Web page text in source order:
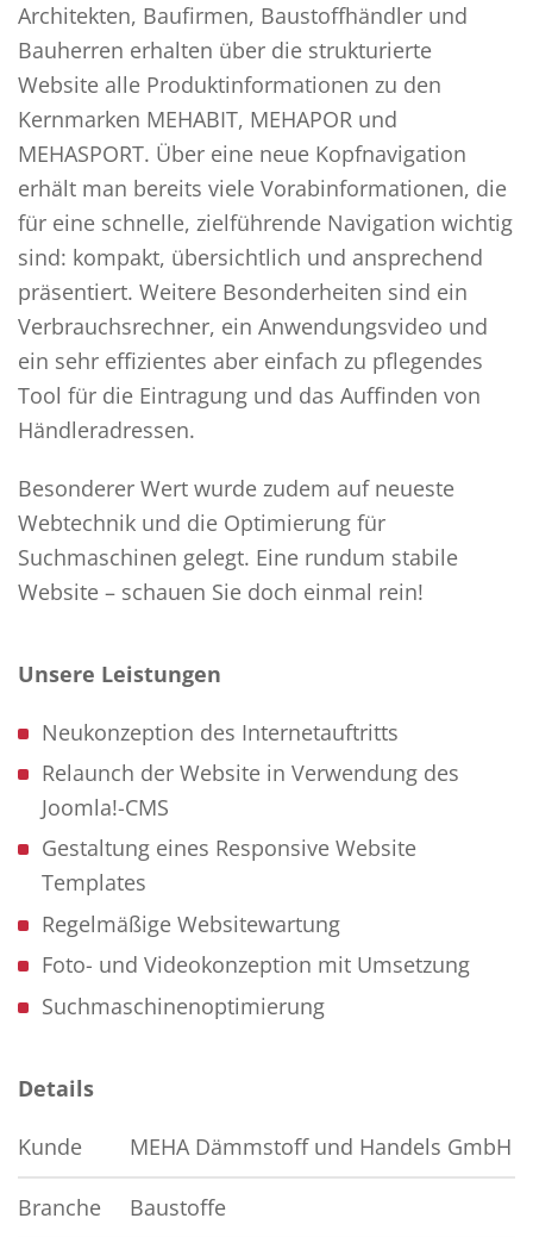
Architekten, Baufirmen, Baustoffhändler und
Bauherren erhalten über die strukturierte
Website alle Produktinformationen zu den
Kernmarken MEHABIT, MEHAPOR und
MEHASPORT. Über eine neue Kopfnavigation
erhält man bereits viele Vorabinformationen, die
für eine schnelle, zielführende Navigation wichtig
sind: kompakt, übersichtlich und ansprechend
präsentiert. Weitere Besonderheiten sind ein
Verbrauchsrechner, ein Anwendungsvideo und
ein sehr effizientes aber einfach zu pflegendes
Tool für die Eintragung und das Auffinden von
Händleradressen.
Besonderer Wert wurde zudem auf neueste
Webtechnik und die Optimierung für
Suchmaschinen gelegt. Eine rundum stabile
Website – schauen Sie doch einmal rein!
Unsere Leistungen
Neukonzeption des Internetauftritts
Relaunch der Website in Verwendung des
Joomla!-CMS
Gestaltung eines Responsive Website
Templates
Regelmäßige Websitewartung
Foto- und Videokonzeption mit Umsetzung
Suchmaschinenoptimierung
Details
Kunde MEHA Dämmstoff und Handels GmbH
Branche Baustoffe